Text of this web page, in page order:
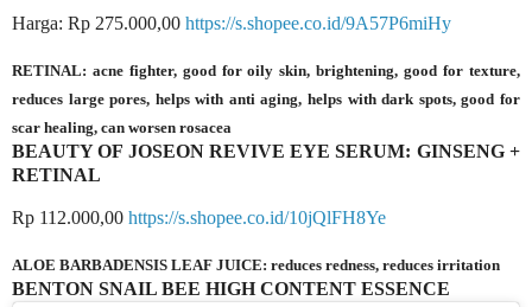
Harga: Rp 275.000,00 https://s.shopee.co.id/9A57P6miHy
RETINAL: acne fighter, good for oily skin, brightening, good for texture,
reduces large pores, helps with anti aging, helps with dark spots, good for
scar healing, can worsen rosacea
BEAUTY OF JOSEON REVIVE EYE SERUM: GINSENG +
RETINAL
Rp 112.000,00 https://s.shopee.co.id/10jQlFH8Ye
ALOE BARBADENSIS LEAF JUICE: reduces redness, reduces irritation
BENTON SNAIL BEE HIGH CONTENT ESSENCE